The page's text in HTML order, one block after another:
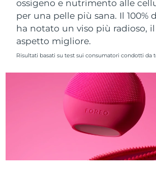
ossigeno e nutrimento alle
per una pelle più sana. Il 100%
ha notato un viso più radioso, il
aspetto migliore.
Risultati basati su test sui consumatori condotti da
Slovacchia Consegna
Slovenia
Corea del Sud Consegna
Consegna